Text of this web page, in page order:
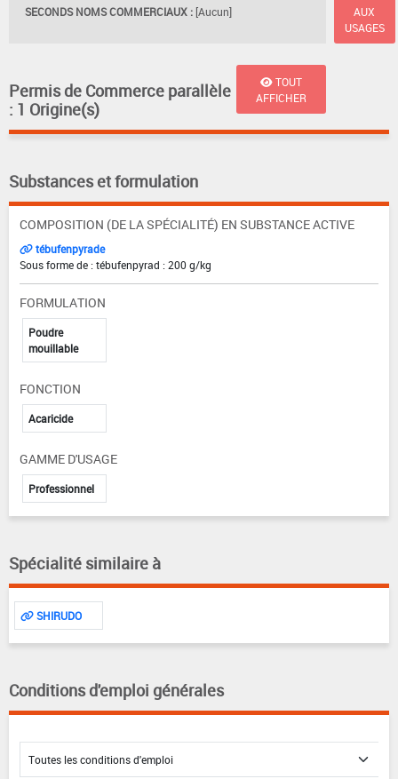
SECONDS NOMS COMMERCIAUX : [Aucun]
AUX
USAGES
Permis de Commerce parallèle
: 1 Origine(s)
TOUT
AFFICHER
Substances et formulation
COMPOSITION (DE LA SPÉCIALITÉ) EN SUBSTANCE ACTIVE
tébufenpyrade
Sous forme de : tébufenpyrad : 200 g/kg
FORMULATION
Poudre
mouillable
FONCTION
Acaricide
GAMME D'USAGE
Professionnel
Spécialité similaire à
SHIRUDO
Conditions d'emploi générales